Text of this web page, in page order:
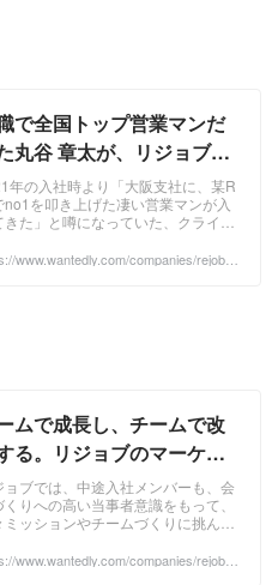
で全国トップ営業マンだ
丸谷 章太が、リジョブで
業界課題に挑む理由。 | 私
ジョブに入社した理由
年の入社時より「大阪支社に、某R
no1を叩き上げた凄い営業マンが入
きた」と噂になっていた、クライア
）さん。入社研修で早速成果をあ
www.wantedly.com/companies/rejob/p
530558
ムで成長し、チームで改
る。リジョブのマーケタ
チームで業界課題と向き
本質とは。 | 株式会社リジ
ョブでは、中途入社メンバーも、会
くりへの高い当事者意識をもって、
ミッションやチームづくりに挑んで
社し、2年目でリーダーになったメ
www.wantedly.com/companies/rejob/p
223905